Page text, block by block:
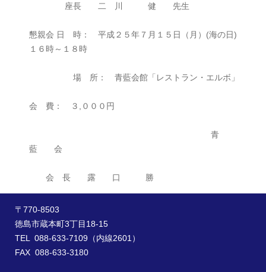
座長 二 川 健 先生
懇親会 日 時： 平成２５年７月１５日（月）(海の日)
１６時～１８時
場 所： 青藍会館「レストラン・エルボ」
会 費： ３,０００円
青
藍 会
会 長 露 口 勝
〒770-8503
徳島市蔵本町3丁目18-15
TEL 088-633-7109（内線2601）
FAX 088-633-3180